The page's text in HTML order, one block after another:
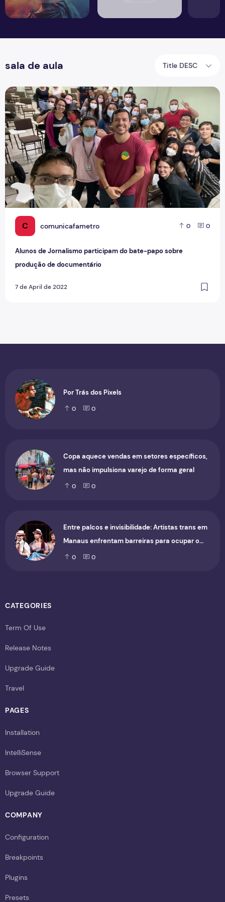
sala de aula Title DESC
C comunicafametro 0 0
Alunos de Jornalismo participam do bate-papo sobre
produção de documentário
7 de April de 2022
Alunos de Jornalismo participam do bate-papo sobre
Por Trás dos Pixels
0 0
Copa aquece vendas em setores específicos,
mas não impulsiona varejo de forma geral
0 0
Entre palcos e invisibilidade: Artistas trans em
Manaus enfrentam barreiras para ocupar o
cenário cultural
0 0
CATEGORIES
Term Of Use
Release Notes
Upgrade Guide
Travel
PAGES
Installation
IntelliSense
Browser Support
Upgrade Guide
COMPANY
Configuration
Breakpoints
Plugins
Presets